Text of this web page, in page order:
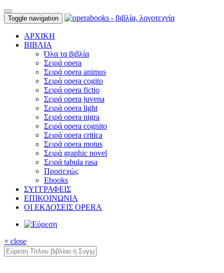
Toggle navigation
ΑΡΧΙΚΗ
ΒΙΒΛΙΑ
Όλα τα βιβλία
Σειρά opera
Σειρά opera animus
Σειρά opera cogito
Σειρά opera fictio
Σειρά opera juvena
Σειρά opera light
Σειρά opera nigra
Σειρά opera cognito
Σειρά opera critica
Σειρά opera motus
Σειρά graphic novel
Σειρά tabula rasa
Προσεχώς
Ebooks
ΣΥΓΓΡΑΦΕΙΣ
ΕΠΙΚΟΙΝΩΝΙΑ
ΟΙ ΕΚΔΟΣΕΙΣ OPERA
× close